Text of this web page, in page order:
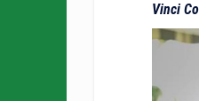
Vinci